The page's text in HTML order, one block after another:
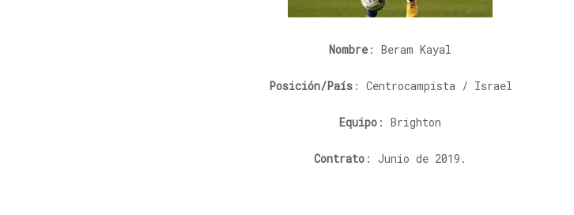
Nombre : Beram Kayal
Posición/País: Centrocampista / Israel
Equipo : Brighton
Contrato : Junio de 2019.